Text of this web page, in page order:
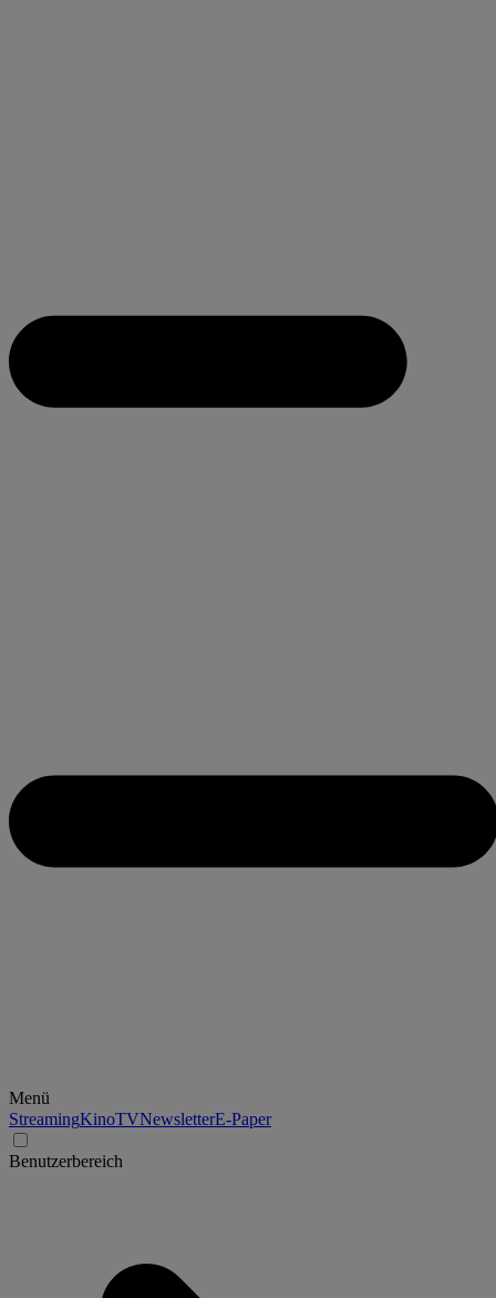
Menü
StreamingKinoTVNewsletterE-Paper
Benutzerbereich